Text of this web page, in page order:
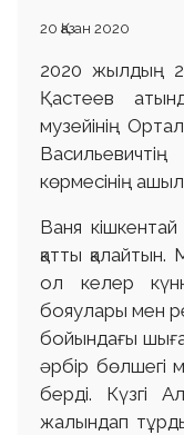
20 Қазан 2020
2020 жылдың
Қастеев
музейінің
көрмесінің
Ваня
қатты
ол келер
бояулары мен
бойындағы
әрбір бөлшегі
берді. Күзгі
жалындап